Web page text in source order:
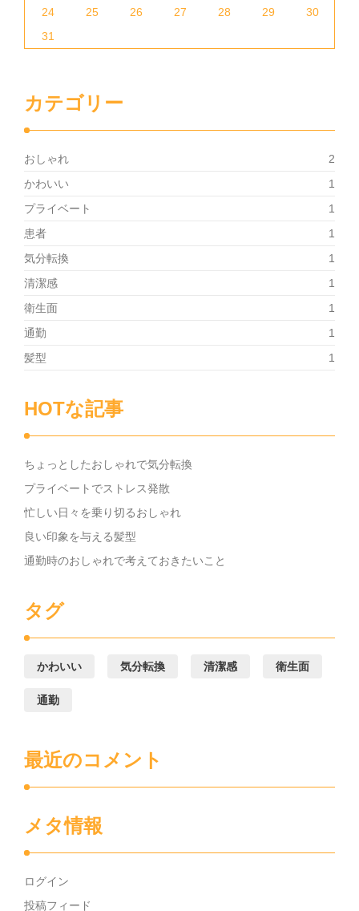
24
25 26 27 28 29
30
31
カテゴリー
おしゃれ
2
かわいい
1
プライベート
1
患者
1
気分転換
1
清潔感
1
衛生面
1
通勤
1
髪型
1
HOTな記事
ちょっとしたおしゃれで気分転換
プライベートでストレス発散
忙しい日々を乗り切るおしゃれ
良い印象を与える髪型
通勤時のおしゃれで考えておきたいこと
タグ
かわいい 気分転換 清潔感 衛生面
通勤
最近のコメント
メタ情報
ログイン
投稿フィード